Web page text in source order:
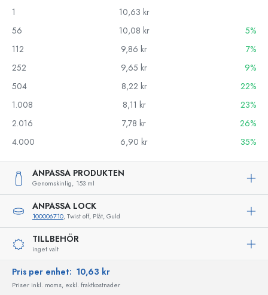
1
10,63 kr
56
10,08 kr
5%
112
9,86 kr
7%
252
9,65 kr
9%
504
8,22 kr
22%
1.008
8,11 kr
23%
2.016
7,78 kr
26%
4.000
6,90 kr 35%
ANPASSA PRODUKTEN
Genomskinlig, 153 ml
ANPASSA LOCK
100006710, Twist off, Plåt, Guld
TILLBEHÖR
inget valt
Pris per enhet: 10,63 kr
Priser inkl. moms, exkl. fraktkostnader